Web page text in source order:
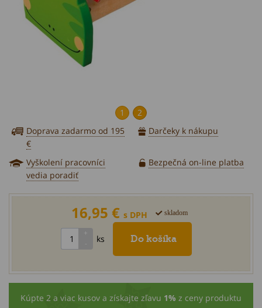
1
2
Doprava zadarmo od 195
€
Darčeky k nákupu
Vyškolení pracovníci
vedia poradiť
Bezpečná on-line platba
16,95 € s DPH skladom
ks
Kúpte 2 a viac kusov a získajte zľavu 1% z ceny produktu